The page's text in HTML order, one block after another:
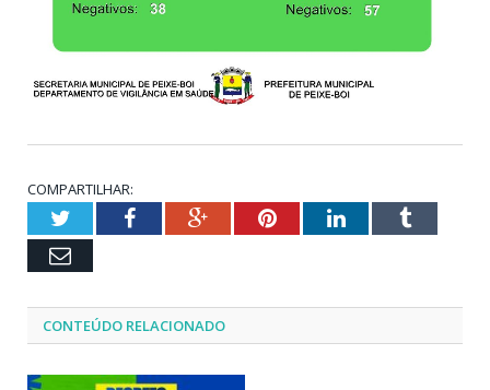
COMPARTILHAR:
TwitterFacebookGoogle+PinterestLinkedInTumblr
Email
CONTEÚDO RELACIONADO